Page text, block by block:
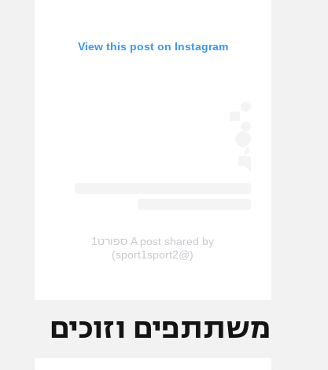
View this post on Instagram
A post shared by ספורט1
(@sport1sport2)
משתתפים וזוכים